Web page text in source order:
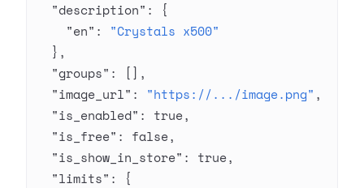
  "description"
: {
    "en"
: "Crystals x500"
  },
  "groups"
: [],
  "image_url"
: "https://.../image.png" ,
  "is_enabled"
: true,
  "is_free"
: false,
  "is_show_in_store"
: true,
  "limits"
: {